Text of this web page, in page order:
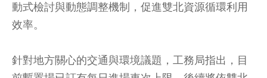
動式檢討與動態調整機制，促進雙北資源循環利用
效率。
針對地方關心的交通與環境議題，工務局指出，目